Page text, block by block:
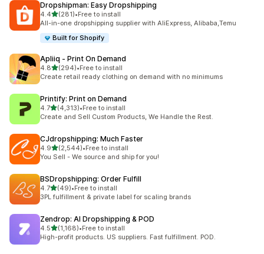
Dropshipman: Easy Dropshipping
4.4별 5개 중
(281)
총 리뷰 281개
•Free to install
All-in-one dropshipping supplier with AliExpress, Alibaba,Temu
Built for Shopify
Apliiq ‑ Print On Demand
4.8별 5개 중
(294)
총 리뷰 294개
•Free to install
Create retail ready clothing on demand with no minimums
Printify: Print on Demand
4.7별 5개 중
(4,313)
총 리뷰 4313개
•Free to install
Create and Sell Custom Products, We Handle the Rest.
CJdropshipping: Much Faster
4.9별 5개 중
(2,544)
총 리뷰 2544개
•Free to install
You Sell - We source and ship for you!
BSDropshipping: Order Fulfill
4.7별 5개 중
(49)
총 리뷰 49개
•Free to install
3PL fulfillment & private label for scaling brands
Zendrop: AI Dropshipping & POD
4.5별 5개 중
(1,168)
총 리뷰 1168개
•Free to install
High-profit products. US suppliers. Fast fulfillment. POD.